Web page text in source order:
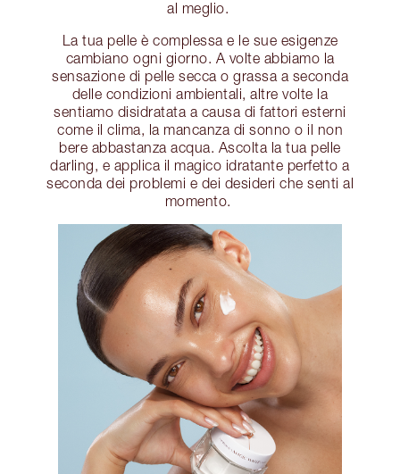
al meglio.
La tua pelle è complessa e le sue esigenze
cambiano ogni giorno. A volte abbiamo la
sensazione di pelle secca o grassa a seconda
delle condizioni ambientali, altre volte la
sentiamo disidratata a causa di fattori esterni
come il clima, la mancanza di sonno o il non
bere abbastanza acqua. Ascolta la tua pelle
darling, e applica il magico idratante perfetto a
seconda dei problemi e dei desideri che senti al
momento.